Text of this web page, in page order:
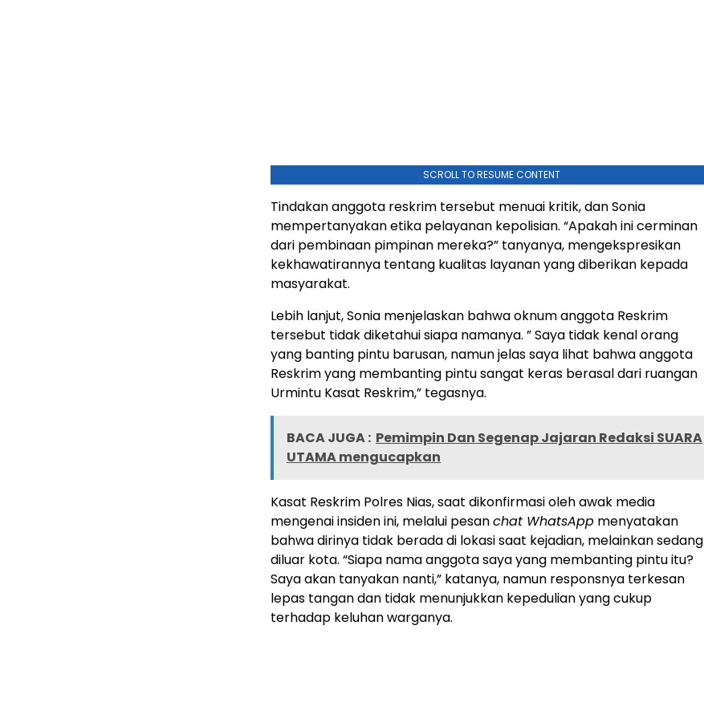
SCROLL TO RESUME CONTENT
Tindakan anggota reskrim tersebut menuai kritik, dan Sonia
mempertanyakan etika pelayanan kepolisian. “Apakah ini cerminan
dari pembinaan pimpinan mereka?” tanyanya, mengekspresikan
kekhawatirannya tentang kualitas layanan yang diberikan kepada
masyarakat.
Lebih lanjut, Sonia menjelaskan bahwa oknum anggota Reskrim
tersebut tidak diketahui siapa namanya. ” Saya tidak kenal orang
yang banting pintu barusan, namun jelas saya lihat bahwa anggota
Reskrim yang membanting pintu sangat keras berasal dari ruangan
Urmintu Kasat Reskrim,” tegasnya.
BACA JUGA : Pemimpin Dan Segenap Jajaran Redaksi SUARA
UTAMA mengucapkan
Kasat Reskrim Polres Nias, saat dikonfirmasi oleh awak media
mengenai insiden ini, melalui pesanchat WhatsApp menyatakan
bahwa dirinya tidak berada di lokasi saat kejadian, melainkan sedang
diluar kota. “Siapa nama anggota saya yang membanting pintu itu?
Saya akan tanyakan nanti,” katanya, namun responsnya terkesan
lepas tangan dan tidak menunjukkan kepedulian yang cukup
terhadap keluhan warganya.